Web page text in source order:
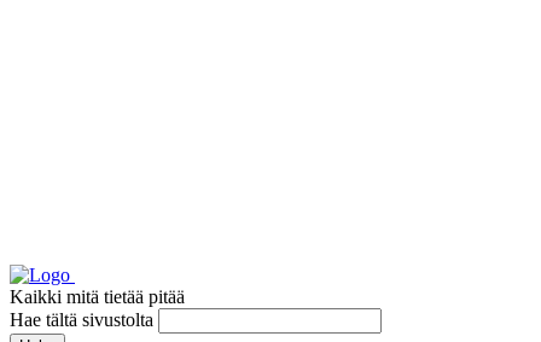
Kaikki mitä tietää pitää
Hae tältä sivustolta